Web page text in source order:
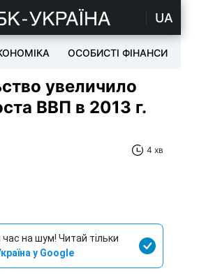
UA
ОСОБИСТІ ФІНАНСИ
увеличило
ВВП в 2013 г.
4 хв
на шум! Читай тільки
у Google